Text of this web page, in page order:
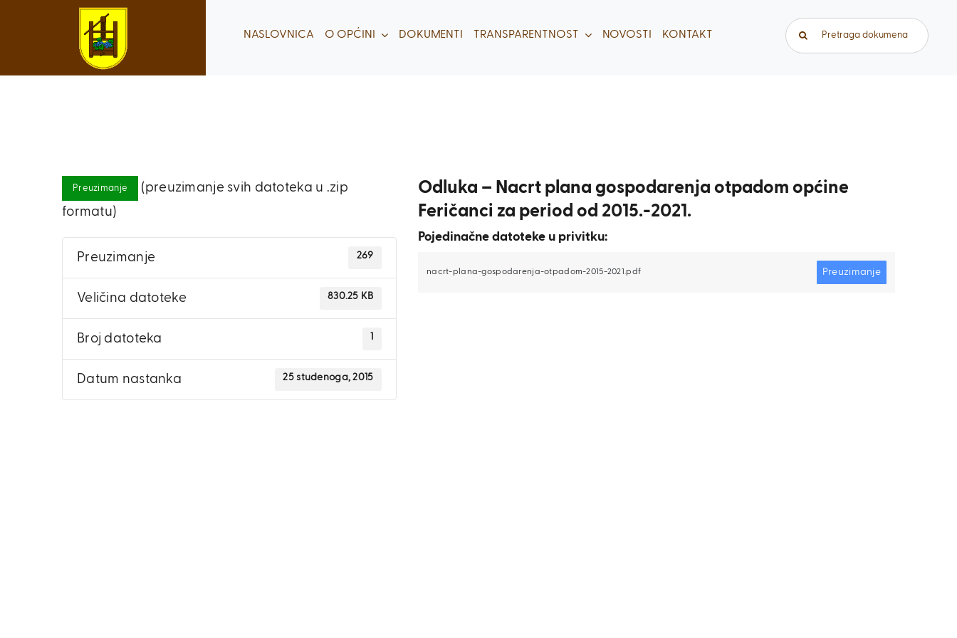
NASLOVNICA O OPĆINI DOKUMENTI TRANSPARENTNOST NOVOSTI KONTAKT Traži...
Preuzimanje
(preuzimanje svih datoteka u .zip
formatu)
Preuzimanje 269
Veličina datoteke 830.25 KB
Broj datoteka 1
Datum nastanka 25 studenoga, 2015
Odluka – Nacrt plana gospodarenja otpadom općine
Feričanci za period od 2015.-2021.
Pojedinačne datoteke u privitku:
nacrt-plana-gospodarenja-otpadom-2015-2021.pdf Preuzimanje